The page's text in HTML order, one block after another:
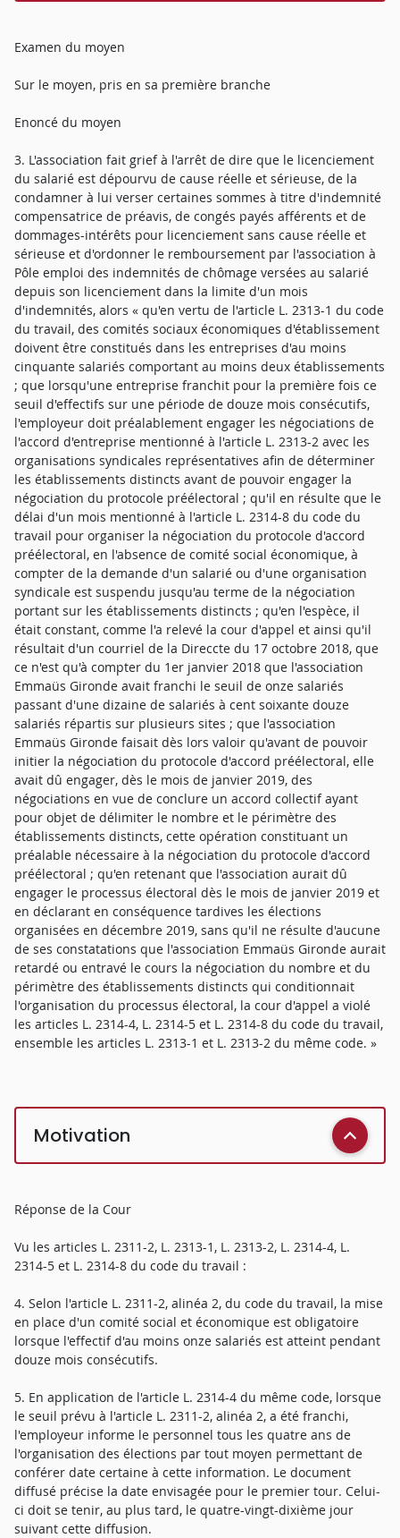
Examen du moyen
Sur le moyen, pris en sa première branche
Enoncé du moyen
3. L'association fait grief à l'arrêt de dire que le licenciement
du salarié est dépourvu de cause réelle et sérieuse, de la
condamner à lui verser certaines sommes à titre d'indemnité
compensatrice de préavis, de congés payés afférents et de
dommages-intérêts pour licenciement sans cause réelle et
sérieuse et d'ordonner le remboursement par l'association à
Pôle emploi des indemnités de chômage versées au salarié
depuis son licenciement dans la limite d'un mois
d'indemnités, alors « qu'en vertu de l'article L. 2313-1 du code
du travail, des comités sociaux économiques d'établissement
doivent être constitués dans les entreprises d'au moins
cinquante salariés comportant au moins deux établissements
; que lorsqu'une entreprise franchit pour la première fois ce
seuil d'effectifs sur une période de douze mois consécutifs,
l'employeur doit préalablement engager les négociations de
l'accord d'entreprise mentionné à l'article L. 2313-2 avec les
organisations syndicales représentatives afin de déterminer
les établissements distincts avant de pouvoir engager la
négociation du protocole préélectoral ; qu'il en résulte que le
délai d'un mois mentionné à l'article L. 2314-8 du code du
travail pour organiser la négociation du protocole d'accord
préélectoral, en l'absence de comité social économique, à
compter de la demande d'un salarié ou d'une organisation
syndicale est suspendu jusqu'au terme de la négociation
portant sur les établissements distincts ; qu'en l'espèce, il
était constant, comme l'a relevé la cour d'appel et ainsi qu'il
résultait d'un courriel de la Direccte du 17 octobre 2018, que
ce n'est qu'à compter du 1er janvier 2018 que l'association
Emmaüs Gironde avait franchi le seuil de onze salariés
passant d'une dizaine de salariés à cent soixante douze
salariés répartis sur plusieurs sites ; que l'association
Emmaüs Gironde faisait dès lors valoir qu'avant de pouvoir
initier la négociation du protocole d'accord préélectoral, elle
avait dû engager, dès le mois de janvier 2019, des
négociations en vue de conclure un accord collectif ayant
pour objet de délimiter le nombre et le périmètre des
établissements distincts, cette opération constituant un
préalable nécessaire à la négociation du protocole d'accord
préélectoral ; qu'en retenant que l'association aurait dû
engager le processus électoral dès le mois de janvier 2019 et
en déclarant en conséquence tardives les élections
organisées en décembre 2019, sans qu'il ne résulte d'aucune
de ses constatations que l'association Emmaüs Gironde aurait
retardé ou entravé le cours la négociation du nombre et du
périmètre des établissements distincts qui conditionnait
l'organisation du processus électoral, la cour d'appel a violé
les articles L. 2314-4, L. 2314-5 et L. 2314-8 du code du travail,
ensemble les articles L. 2313-1 et L. 2313-2 du même code. »
Motivation
Réponse de la Cour
Vu les articles L. 2311-2, L. 2313-1, L. 2313-2, L. 2314-4, L.
2314-5 et L. 2314-8 du code du travail :
4. Selon l'article L. 2311-2, alinéa 2, du code du travail, la mise
en place d'un comité social et économique est obligatoire
lorsque l'effectif d'au moins onze salariés est atteint pendant
douze mois consécutifs.
5. En application de l'article L. 2314-4 du même code, lorsque
le seuil prévu à l'article L. 2311-2, alinéa 2, a été franchi,
l'employeur informe le personnel tous les quatre ans de
l'organisation des élections par tout moyen permettant de
conférer date certaine à cette information. Le document
diffusé précise la date envisagée pour le premier tour. Celui-
ci doit se tenir, au plus tard, le quatre-vingt-dixième jour
suivant cette diffusion.